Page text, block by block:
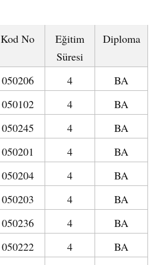
Kod No
Eğitim
Süresi
Diploma
050206 4
BA
050102 4
BA
050245 4
BA
050201 4
BA
050204 4
BA
050203 4
BA
050236 4
BA
050222 4
BA